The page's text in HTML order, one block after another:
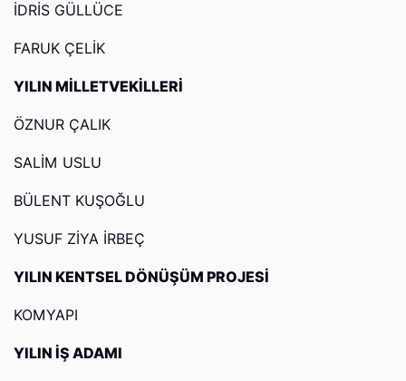
İDRİS GÜLLÜCE
FARUK ÇELİK
YILIN MİLLETVEKİLLERİ
ÖZNUR ÇALIK
SALİM USLU
BÜLENT KUŞOĞLU
YUSUF ZİYA İRBEÇ
YILIN KENTSEL DÖNÜŞÜM PROJESİ
KOMYAPI
YILIN İŞ ADAMI